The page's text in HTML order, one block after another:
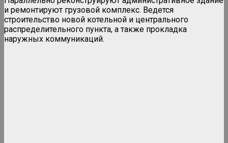
и ремонтируют грузовой комплекс. Ведется
строительство новой котельной и центрального
распределительного пункта, а также прокладка
наружных коммуникаций.